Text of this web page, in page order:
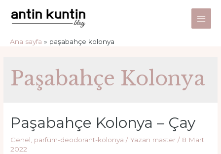
atla
Main
Ana sayfa paşabahçe kolonya
Paşabahçe Kolonya
Paşabahçe Kolonya – Çay
Genel, parfüm-deodorant-kolonya / Yazan master / 8 Mart
2022